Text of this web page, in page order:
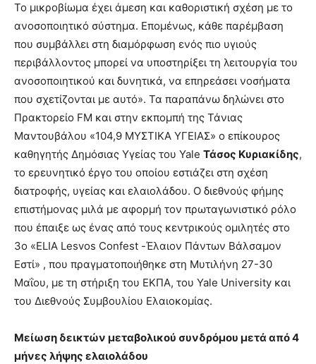
Το μικροβίωμα έχει άμεση και καθοριστική σχέση με το
ανοσοποιητικό σύστημα. Επομένως, κάθε παρέμβαση
που συμβάλλει στη διαμόρφωση ενός πιο υγιούς
περιβάλλοντος μπορεί να υποστηρίξει τη λειτουργία του
ανοσοποιητικού και δυνητικά, να επηρεάσει νοσήματα
που σχετίζονται με αυτό». Τα παραπάνω δηλώνει στο
Πρακτορείο FM και στην εκπομπή της Τάνιας
Μαντουβάλου «104,9 ΜΥΣΤΙΚΑ ΥΓΕΙΑΣ» ο επίκουρος
καθηγητής Δημόσιας Υγείας του Yale Τάσος Κυριακίδης,
το ερευνητικό έργο του οποίου εστιάζει στη σχέση
διατροφής, υγείας και ελαιολάδου. Ο διεθνούς φήμης
επιστήμονας μιλά με αφορμή τον πρωταγωνιστικό ρόλο
που έπαιξε ως ένας από τους κεντρικούς ομιλητές στο
3o «ELIA Lesvos Confest -Έλαιον Πάντων Βάλσαμον
Εστί» , που πραγματοποιήθηκε στη Μυτιλήνη 27-30
Μαΐου, με τη στήριξη του ΕΚΠΑ, του Yale University και
του Διεθνούς Συμβουλίου Ελαιοκομίας.
Μείωση δεικτών μεταβολικού συνδρόμου μετά από 4
μήνες λήψης ελαιολάδου